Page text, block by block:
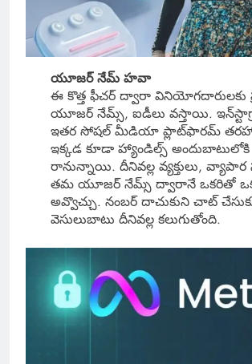
యూజర్ నేమ్ హవా
ఈ కొత్త ఫీచర్ ద్వారా వినియోగదారులకు
యూజర్ నేమ్స్, ఐడీలు వస్తాయి.
ఇతర సోషల్ మీడియా ప్లాట్‌ఫారమ్
ఇక్కడ కూడా హ్యాండిల్స్ అందుబాటులోకి
రానున్నాయి. దీనివల్ల వ్యక్తులు, వ్యాపార
తమ యూజర్ నేమ్స్ ద్వారానే ఒకరితో
అవ్వొచ్చు. నంబర్ దాచుకుని చాట్
వెసులుబాటు దీనివల్ల కలుగుతోంది.